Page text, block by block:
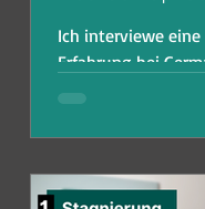
Ich interviewe
Erfahrung bei
das Coaching gebucht?